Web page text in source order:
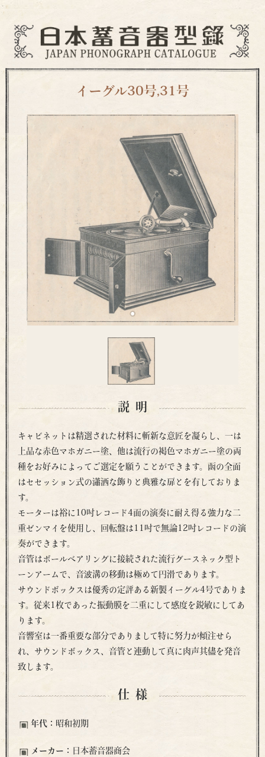
イーグル30号,31号
説明
キャビネットは精選された材料に斬新な意匠を凝らし、一は
上品な赤色マホガニー塗、他は流行の褐色マホガニー塗の両
種をお好みによってご選定を願うことができます。函の全面
はセセッション式の瀟洒な飾りと典雅な扉とを有しておりま
す。
モーターは裕に10吋レコード4面の演奏に耐え得る強力な二
重ゼンマイを使用し、回転盤は11吋で無論12吋レコードの演
奏ができます。
音管はボールベアリングに接続された流行グースネック型ト
ーンアームで、音波溝の移動は極めて円滑であります。
サウンドボックスは優秀の定評ある新製イーグル4号でありま
す。従来1枚であった振動膜を二重にして感度を鋭敏にしてあ
ります。
音響室は一番重要な部分でありまして特に努力が傾注せら
れ、サウンドボックス、音管と連動して真に肉声其儘を発音
致します。
仕様
年代： 昭和初期
メーカー： 日本蓄音器商会